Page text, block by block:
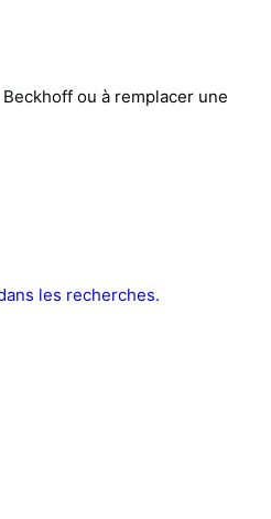
ou à remplacer une
les recherches.